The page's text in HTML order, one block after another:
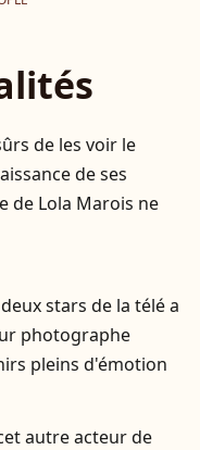
de les voir le
de ses
de Lola Marois ne
stars de la télé a
photographe
pleins d'émotion
autre acteur de